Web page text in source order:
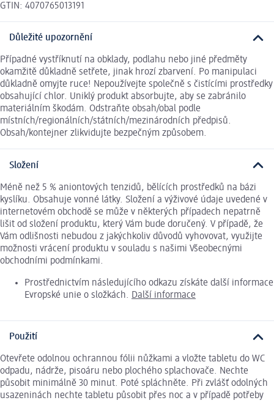
GTIN: 4070765013191
Důležité upozornění
Případné vystříknutí na obklady, podlahu nebo jiné předměty
okamžitě důkladně setřete, jinak hrozí zbarvení. Po manipulaci
důkladně omyjte ruce! Nepoužívejte společně s čistícími prostředky
obsahující chlor. Uniklý produkt absorbujte, aby se zabránilo
materiálním škodám. Odstraňte obsah/obal podle
místních/regionálních/státních/mezinárodních předpisů.
Obsah/kontejner zlikvidujte bezpečným způsobem.
Složení
Méně než 5 % aniontových tenzidů, bělících prostředků na bázi
kyslíku. Obsahuje vonné látky. Složení a výživové údaje uvedené v
internetovém obchodě se může v některých případech nepatrně
lišit od složení produktu, který Vám bude doručený. V případě, že
Vám odlišnosti nebudou z jakýchkoliv důvodů vyhovovat, využijte
možnosti vrácení produktu v souladu s našimi Všeobecnými
obchodními podmínkami.
Prostřednictvím následujícího odkazu získáte další informace
Evropské unie o složkách. Další informace
Použití
Otevřete odolnou ochrannou fólii nůžkami a vložte tabletu do WC
odpadu, nádrže, pisoáru nebo plochého splachovače. Nechte
působit minimálně 30 minut. Poté spláchněte. Při zvlášť odolných
usazeninách nechte tabletu působit přes noc a v případě potřeby